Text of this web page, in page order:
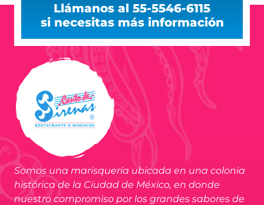
Llámanos al 55-5546-6115
si necesitas más información
Somos una marisquería ubicada en una colonia
histórica de la Ciudad de México, en donde
nuestro compromiso por los grandes sabores de